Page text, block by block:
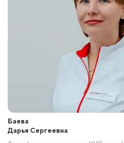
Баева
Дарья Сергеевна